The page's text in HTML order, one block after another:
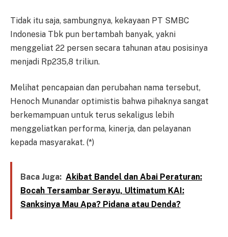
Tidak itu saja, sambungnya, kekayaan PT SMBC
Indonesia Tbk pun bertambah banyak, yakni
menggeliat 22 persen secara tahunan atau posisinya
menjadi Rp235,8 triliun.
Melihat pencapaian dan perubahan nama tersebut,
Henoch Munandar optimistis bahwa pihaknya sangat
berkemampuan untuk terus sekaligus lebih
menggeliatkan performa, kinerja, dan pelayanan
kepada masyarakat. (*)
Baca Juga: Akibat Bandel dan Abai Peraturan:
Bocah Tersambar Serayu, Ultimatum KAI:
Sanksinya Mau Apa? Pidana atau Denda?